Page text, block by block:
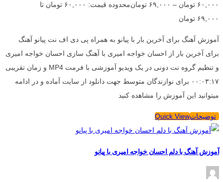
۶۰,۰۰۰ تومان – ۶۹,۰۰۰ تومان
محدوده قیمت: ۶۰,۰۰۰ تومان تا
۶۹,۰۰۰ تومان
آموزش آهنگ برای آخرین بار با پیانو به همراه پی دی اف نت پیانو آهنگ
برای آخرین بار از احسان خواجه امیری با آهنگ سازی احسان خواجه امیری
و تنظیم گروه نت دونی در یک ویدیو آموزشی با فرمت MP4 و زمان تقریبی
۰۰:۰۳:۱۷ برای نوازندگان متوسط جهت دانلود از سایت آماده و در ادامه
میتوانید این آموزش را مشاهده کنید
توضیحاتQuick View
آموزش آهنگ با دلم احسان خواجه امیری با پیانو